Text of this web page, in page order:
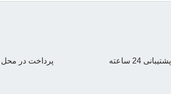
پرداخت در محل پشتیبانی 24 ساعته